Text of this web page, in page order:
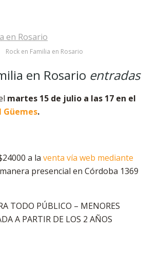
Rock en Familia en Rosario
en Rosario entradas
martes 15 de julio a las 17 en el
.
a la venta vía web mediante
presencial en Córdoba 1369
TODO PÚBLICO – MENORES
A PARTIR DE LOS 2 AÑOS